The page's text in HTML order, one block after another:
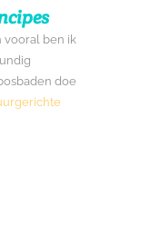
vooral ben ik
doe